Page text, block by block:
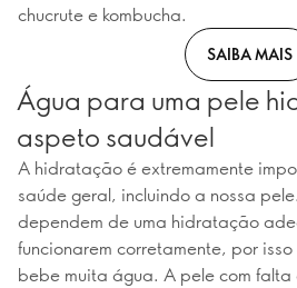
chucrute e kombucha.
SAIBA MAIS
Água para uma pele
aspeto saudável
A hidratação é extremamente
saúde geral, incluindo a nossa
dependem de uma hidratação
funcionarem corretamente, por
bebe muita água. A pele com